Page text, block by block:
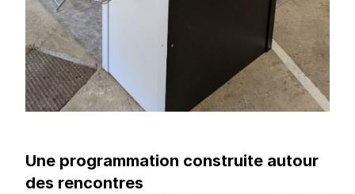
Une programmation construite autour
des rencontres